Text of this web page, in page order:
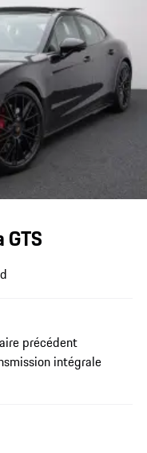
précédent
intégrale